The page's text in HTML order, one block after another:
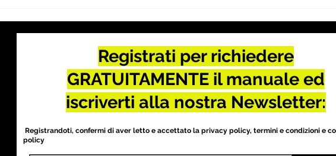
Registrati per richiedere
GRATUITAMENTE il manuale ed
iscriverti alla nostra Newsletter:
Registrandoti, confermi di aver letto e accettato la privacy policy, termini e condizioni e
policy